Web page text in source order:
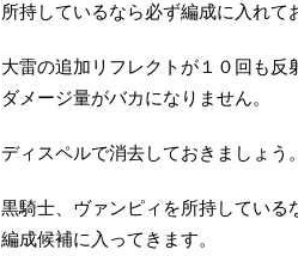
所持しているなら必ず編成に入れて
大雷の追加リフレクトが１０回も反
ダメージ量がバカになりません。
ディスペルで消去しておきましょう。
黒騎士、ヴァンピィを所持している
編成候補に入ってきます。